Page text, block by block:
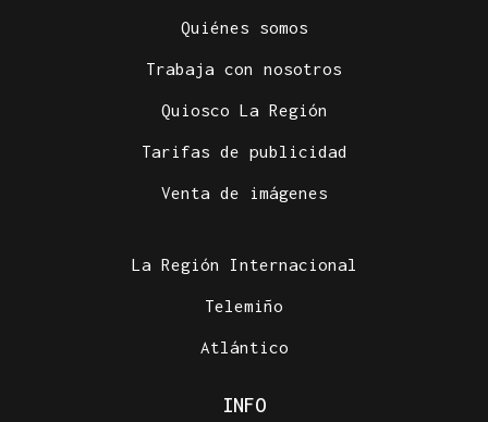
Quiénes somos
Trabaja con nosotros
Quiosco La Región
Tarifas de publicidad
Venta de imágenes
La Región Internacional
Telemiño
Atlántico
INFO